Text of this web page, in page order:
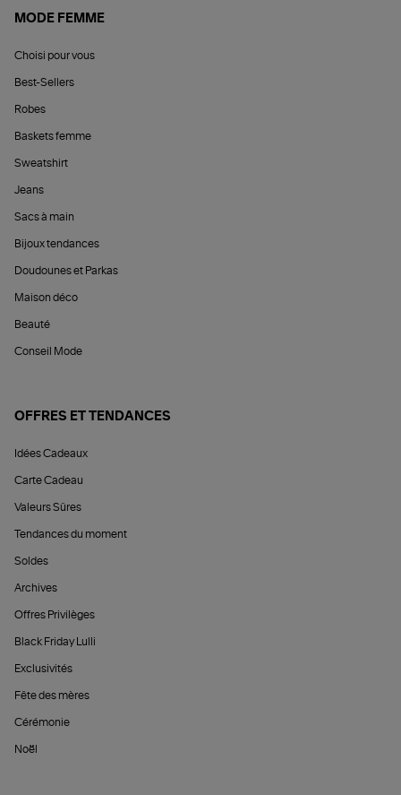
MODE FEMME
Choisi pour vous
Best-Sellers
Robes
Baskets femme
Sweatshirt
Jeans
Sacs à main
Bijoux tendances
Doudounes et Parkas
Maison déco
Beauté
Conseil Mode
OFFRES ET TENDANCES
Idées Cadeaux
Carte Cadeau
Valeurs Sûres
Tendances du moment
Soldes
Archives
Offres Privilèges
Black Friday Lulli
Exclusivités
Fête des mères
Cérémonie
Noël